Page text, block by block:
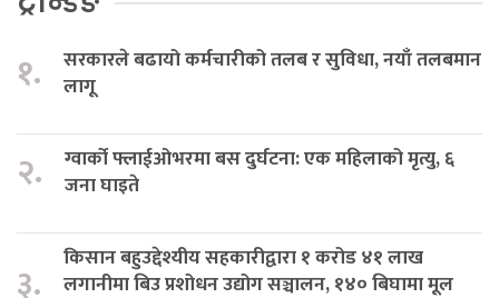
१.
सरकारले बढायो कर्मचारीको तलब र सुविधा, नयाँ तलबमान
लागू
२.
ग्वार्को फ्लाईओभरमा बस दुर्घटना: एक महिलाको मृत्यु, ६
जना घाइते
३.
किसान बहुउद्देश्यीय सहकारीद्वारा १ करोड ४१ लाख
लगानीमा बिउ प्रशोधन उद्योग सञ्चालन, १४० बिघामा मूल